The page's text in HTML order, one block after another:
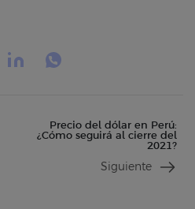
Precio del dólar en Perú:
¿Cómo seguirá al cierre del
2021?
Siguiente